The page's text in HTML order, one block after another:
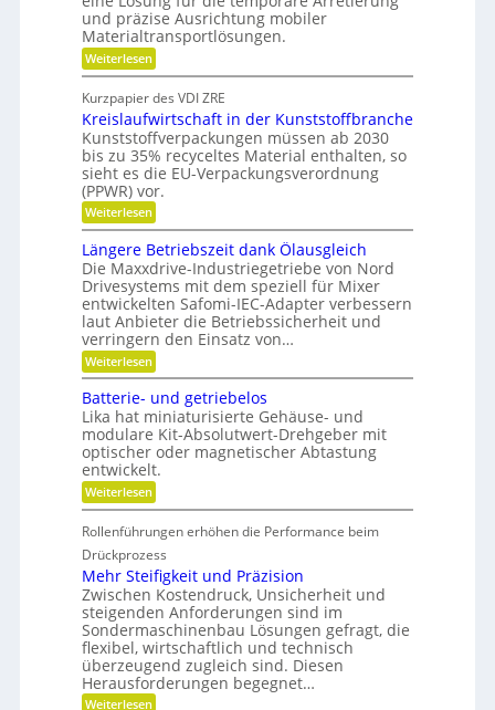
h
u
t
e
i
l
b
e
s
c
h
a
f
f
u
n
g
e
r
k
e
n
n
e
n
g
s
f
r
e
e
s
H
y
b
r
i
d
-
K
u
g
e
l
l
a
g
e
r
und präzise Ausrichtung mobiler
Materialtransportlösungen.
Weiterlesen:
S
h
n
e
l
l
g
e
n
a
u
p
o
s
i
t
i
o
n
i
e
r
e
n
Kurzpapier des VDI ZRE
Kreislaufwirtschaft in der Kunststoffbranche
Kunststoffverpackungen müssen ab 2030
bis zu 35% recyceltes Material enthalten, so
sieht es die EU-Verpackungsverordnung
(PPWR) vor.
Weiterlesen:
K
r
e
i
s
l
a
u
f
w
i
r
t
s
c
h
a
f
t
n
d
e
r
K
u
n
s
t
s
t
o
Längere Betriebszeit dank Ölausgleich
Die Maxxdrive-Industriegetriebe von Nord
Drivesystems mit dem speziell für Mixer
entwickelten Safomi-IEC-Adapter verbessern
laut Anbieter die Betriebssicherheit und
verringern den Einsatz von…
Weiterlesen:
L
n
g
e
r
e
B
e
t
r
e
b
z
e
i
t
d
a
n
Batterie- und getriebelos
Lika hat miniaturisierte Gehäuse- und
modulare Kit-Absolutwert-Drehgeber mit
optischer oder magnetischer Abtastung
entwickelt.
Weiterlesen:
B
t
t
e
r
e
-
u
n
d
g
Rollenführungen erhöhen die Performance beim
Drückprozess
Mehr Steifigkeit und Präzision
Zwischen Kostendruck, Unsicherheit und
steigenden Anforderungen sind im
Sondermaschinenbau Lösungen gefragt, die
flexibel, wirtschaftlich und technisch
überzeugend zugleich sind. Diesen
Herausforderungen begegnet…
Weiterlesen: